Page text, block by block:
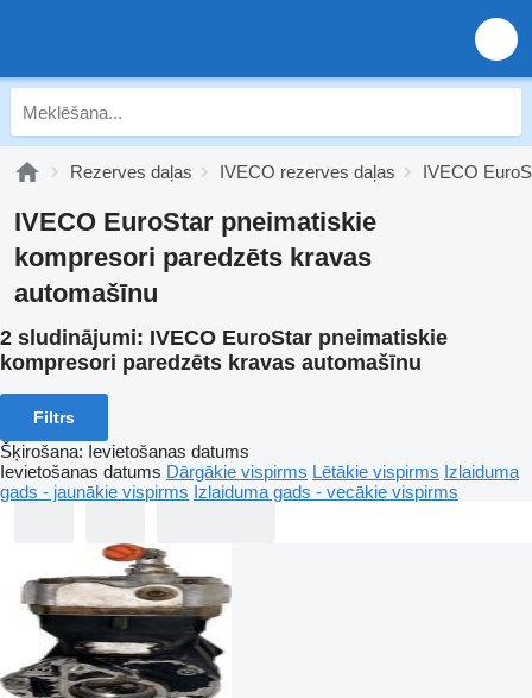
Rezerves daļas IVECO rezerves daļas IVECO
IVECO EuroStar pneimatiskie
kompresori paredzēts kravas
automašīnu
2 sludinājumi: IVECO EuroStar pneimatiskie
kompresori paredzēts kravas automašīnu
Filtrs
Šķirošana: Ievietošanas datums
Ievietošanas datums Dārgākie vispirms Lētākie vispirms Izlaiduma
gads - jaunākie vispirms Izlaiduma gads - vecākie vispirms